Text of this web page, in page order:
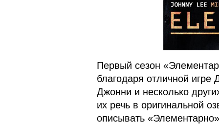
Первый сезон
благодаря отличной
Джонни и несколько
их речь в оригинальной
описывать